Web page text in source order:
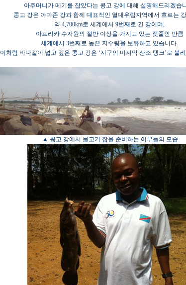
아주머니가 메기를 잡았다는 콩고 강에 대해 설명해드리겠습
콩고 강은 아마존 강과 함께 대표적인 열대우림지역에서 흐르는
약 4,700km로 세계에서 9번째로 긴 강이며,
아프리카 수자원의 절반 이상을 가지고 있는 젖줄인 만큼
세계에서 3번째로 높은 저수량을 보유하고 있습니다.
이처럼 바다같이 넓고 깊은 콩고 강은 ‘지구의 마지막 산소 탱크’로 불
▲ 콩고 강에서 물고기 잡을 준비하는 어부들의 모습